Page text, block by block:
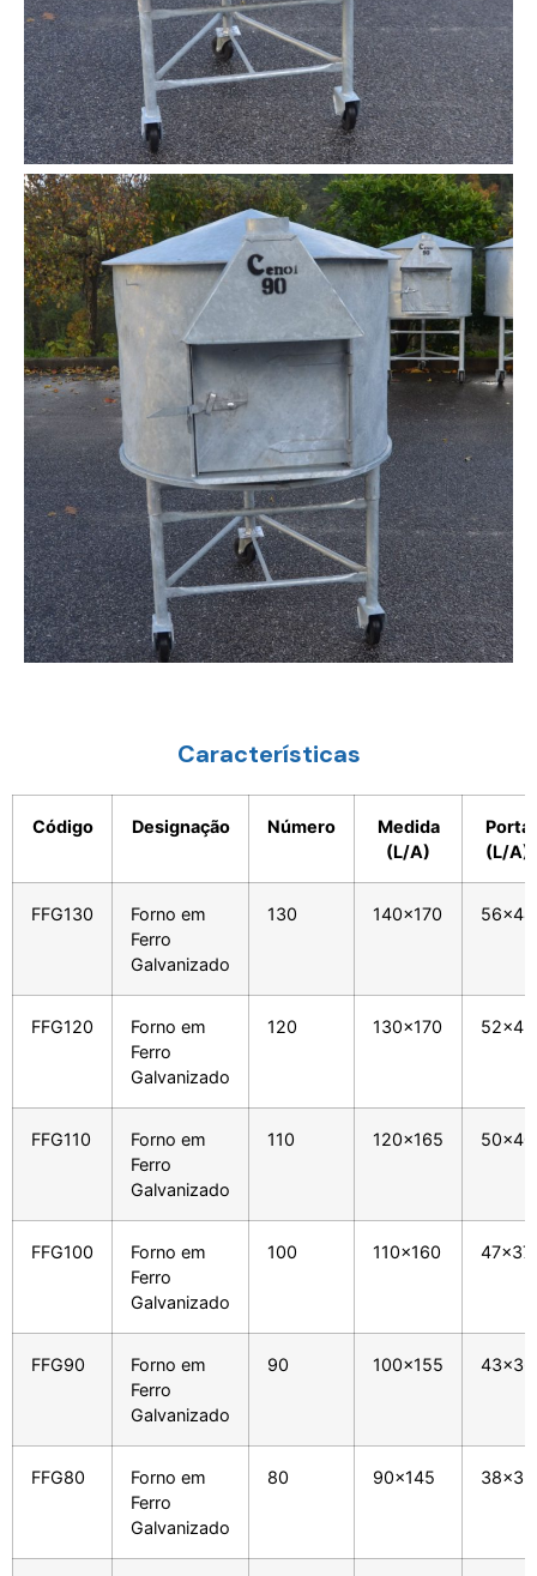
Características
Código Designação Número
Medida
(L/A)
Porta
(L/A)
FFG130
Forno em
Ferro
Galvanizado
130 140x170 56x44
FFG120
Forno em
Ferro
Galvanizado
120 130x170 52x42
FFG110
Forno em
Ferro
Galvanizado
110 120x165 50x40
FFG100
Forno em
Ferro
Galvanizado
100 110x160 47x37
FFG90
Forno em
Ferro
Galvanizado
90 100x155 43x36
FFG80
Forno em
Ferro
Galvanizado
80 90x145 38x33